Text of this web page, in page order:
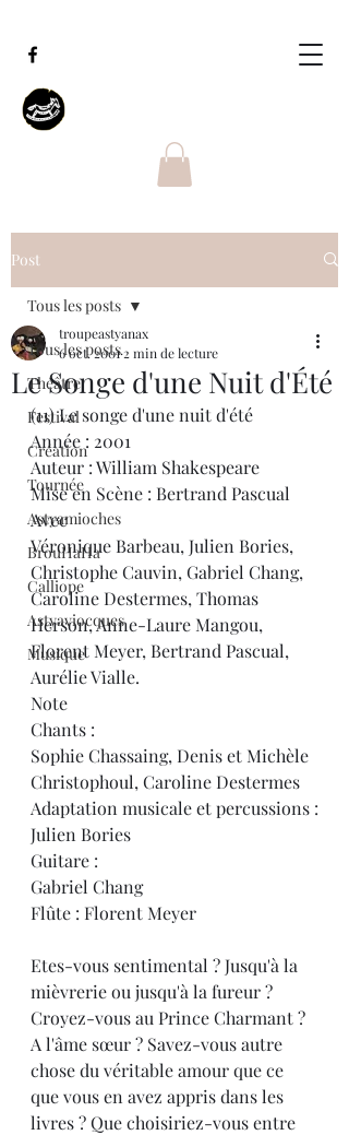
Post
Tous les posts
Théâtre
Festival
Création
Tournée
Astyamioches
BrouHaHa
Calliope
Astyaviocques
Musique
Tous les posts
Le Songe d'une Nuit d'Été
troupeastyanax
6 oct. 2001 2 min de lecture
(11) Le songe d'une nuit d'été
Année : 2001
Auteur : William Shakespeare
Mise en Scène : Bertrand Pascual
Avec
Véronique Barbeau, Julien Bories,
Christophe Cauvin, Gabriel Chang,
Caroline Destermes, Thomas
Herson, Anne-Laure Mangou,
Florent Meyer, Bertrand Pascual,
Aurélie Vialle.
Note
Chants :
Sophie Chassaing, Denis et Michèle
Christophoul, Caroline Destermes
Adaptation musicale et percussions :
Julien Bories
Guitare :
Gabriel Chang
Flûte : Florent Meyer
Etes-vous sentimental ? Jusqu'à la
mièvrerie ou jusqu'à la fureur ?
Croyez-vous au Prince Charmant ?
A l'âme sœur ? Savez-vous autre
chose du véritable amour que ce
que vous en avez appris dans les
livres ? Que choisiriez-vous entre